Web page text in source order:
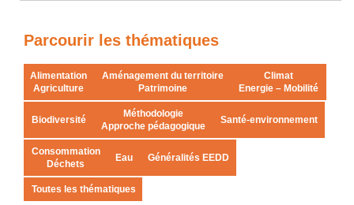
Parcourir les thématiques
Alimentation
Agriculture
Aménagement du territoire
Patrimoine
Climat
Energie – Mobilité
Biodiversité
Méthodologie
Approche pédagogique
Santé-environnement
Consommation
Déchets
Eau Généralités EEDD
Toutes les thématiques